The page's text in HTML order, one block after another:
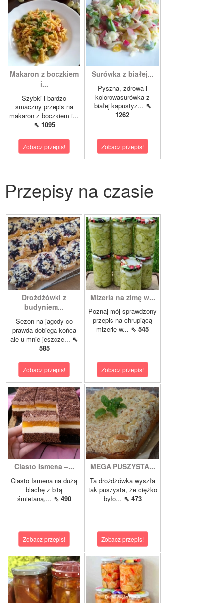
Makaron z boczkiem
i...
Szybki i bardzo
smaczny przepis na
makaron z boczkiem i...
⇖ 1095
Zobacz przepis!
Surówka z białej...
Pyszna, zdrowa i
kolorowasurówka z
białej kapustyz... ⇖
1262
Zobacz przepis!
Przepisy na czasie
Drożdżówki z
budyniem...
Sezon na jagody co
prawda dobiega końca
ale u mnie jeszcze... ⇖
585
Zobacz przepis!
Mizeria na zimę w...
Poznaj mój sprawdzony
przepis na chrupiącą
mizerię w... ⇖ 545
Zobacz przepis!
Ciasto Ismena –...
Ciasto Ismena na dużą
blachę z bitą
śmietaną,... ⇖ 490
Zobacz przepis!
MEGA PUSZYSTA...
Ta drożdżówka wyszła
tak puszysta, że ciężko
było... ⇖ 473
Zobacz przepis!